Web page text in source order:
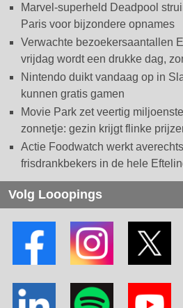
Marvel-superheld Deadpool
Paris voor bijzondere opnames
Verwachte bezoekersaantallen
vrijdag wordt een drukke dag,
Nintendo duikt vandaag op in
kunnen gratis gamen
Movie Park zet veertig
zonnetje: gezin krijgt flinke
Actie Foodwatch werkt
frisdrankbekers in de hele
Volg Looopings